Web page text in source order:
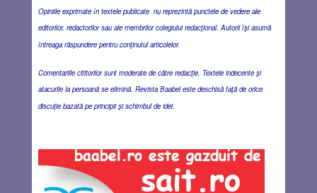
Opiniile exprimate în textele publicate nu reprezintă punctele de vedere ale
editorilor, redactorilor sau ale membrilor colegiului redacţional. Autorii îşi asumă
întreaga răspundere pentru conţinutul articolelor.
Comentariile cititorilor sunt moderate de către redacţie. Textele indecente şi
atacurile la persoană se elimină. Revista Baabel este deschisă faţă de orice
discuţie bazată pe principii şi schimbul de idei.